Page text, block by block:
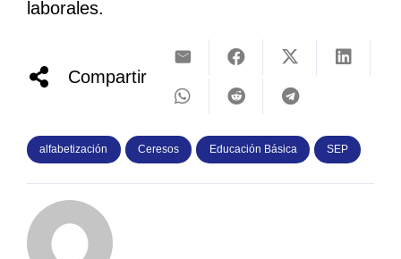
laborales.
Compartir
alfabetización Ceresos Educación Básica SEP